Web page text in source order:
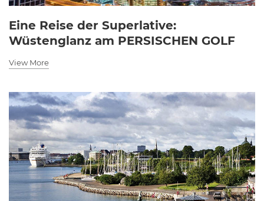
Eine Reise der Superlative:
Wüstenglanz am PERSISCHEN GOLF
View More